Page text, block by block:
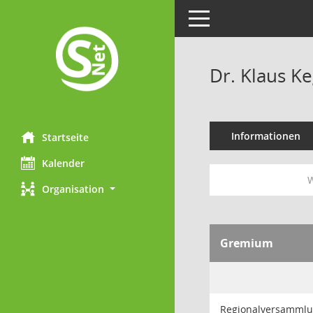
Startseite
Kalender
Organisation
Toggle navigation
Dr. Klaus
Informationen
Gremium